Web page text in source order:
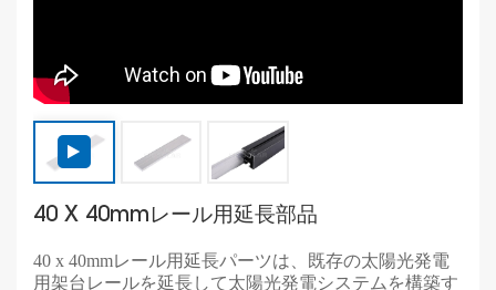
40 X 40mmレール用延長部品
40 x 40mmレール用延長パーツは、既存の太陽光発電
用架台レールを延長して太陽光発電システムを構築す